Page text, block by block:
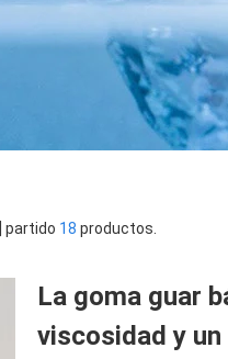
partido 18 productos.
La goma guar
viscosidad y